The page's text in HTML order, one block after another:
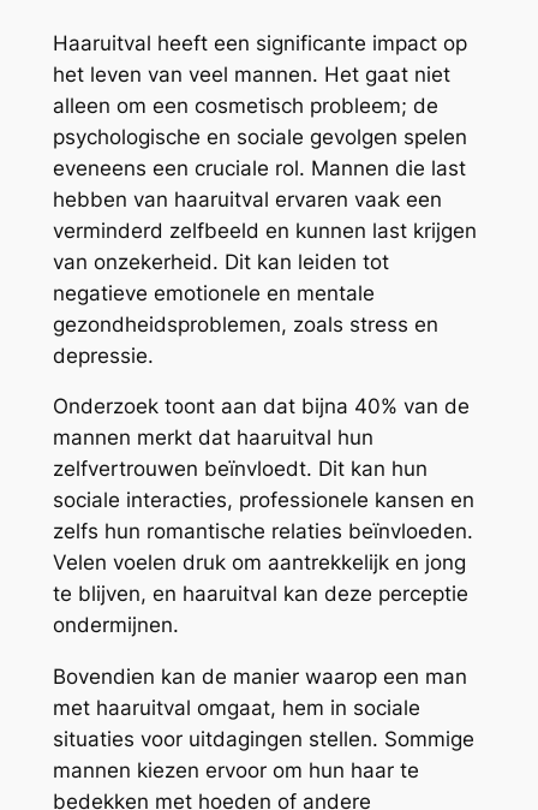
Haaruitval heeft een significante impact op
het leven van veel mannen. Het gaat niet
alleen om een cosmetisch probleem; de
psychologische en sociale gevolgen spelen
eveneens een cruciale rol. Mannen die last
hebben van haaruitval ervaren vaak een
verminderd zelfbeeld en kunnen last krijgen
van onzekerheid. Dit kan leiden tot
negatieve emotionele en mentale
gezondheidsproblemen, zoals stress en
depressie.
Onderzoek toont aan dat bijna 40% van de
mannen merkt dat haaruitval hun
zelfvertrouwen beïnvloedt. Dit kan hun
sociale interacties, professionele kansen en
zelfs hun romantische relaties beïnvloeden.
Velen voelen druk om aantrekkelijk en jong
te blijven, en haaruitval kan deze perceptie
ondermijnen.
Bovendien kan de manier waarop een man
met haaruitval omgaat, hem in sociale
situaties voor uitdagingen stellen. Sommige
mannen kiezen ervoor om hun haar te
bedekken met hoeden of andere